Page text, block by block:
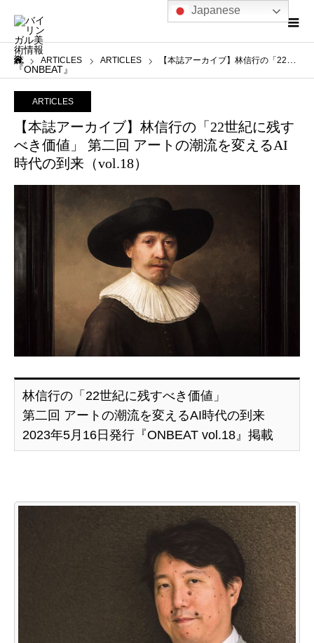
ーム
ARTICLES ARTICLES 【本誌アーカイブ】林信行の「22世紀に残すべき価値」 第二回 アートの潮流を変えるAI時代の到来（vol.18）
ARTICLES
【本誌アーカイブ】林信行の「22世紀に残す
べき価値」 第二回 アートの潮流を変えるAI
時代の到来（vol.18）
林信行の「22世紀に残すべき価値」
第二回 アートの潮流を変えるAI時代の到来
2023年5月16日発行『ONBEAT vol.18』掲載
Japanese